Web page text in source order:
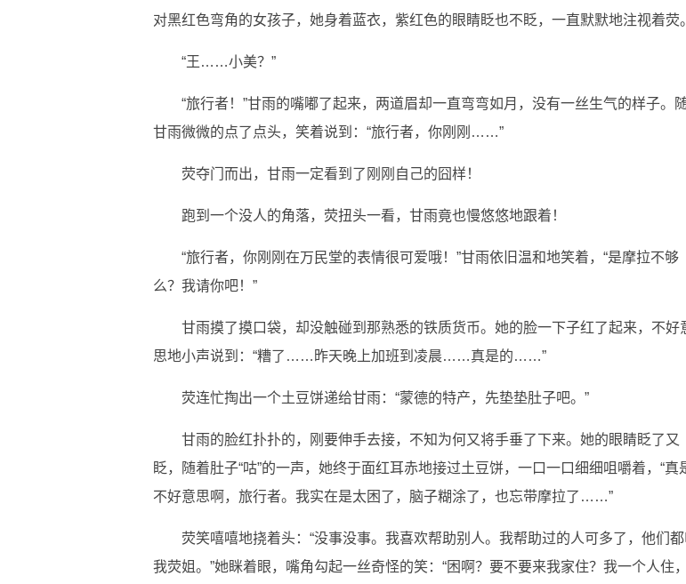
对黑红色弯角的女孩子，她身着蓝衣，紫红色的眼睛眨也不眨，一直默默地注视着荧。
“王……小美？”
“旅行者！”甘雨的嘴嘟了起来，两道眉却一直弯弯如月，没有一丝生气的样子。
甘雨微微的点了点头，笑着说到：“旅行者，你刚刚……”
荧夺门而出，甘雨一定看到了刚刚自己的囧样！
跑到一个没人的角落，荧扭头一看，甘雨竟也慢悠悠地跟着！
“旅行者，你刚刚在万民堂的表情很可爱哦！”甘雨依旧温和地笑着，“是摩拉不够
么？我请你吧！”
甘雨摸了摸口袋，却没触碰到那熟悉的铁质货币。她的脸一下子红了起来，不好
思地小声说到：“糟了……昨天晚上加班到凌晨……真是的……”
荧连忙掏出一个土豆饼递给甘雨：“蒙德的特产，先垫垫肚子吧。”
甘雨的脸红扑扑的，刚要伸手去接，不知为何又将手垂了下来。她的眼睛眨了又
眨，随着肚子“咕”的一声，她终于面红耳赤地接过土豆饼，一口一口细细咀嚼着，“真
不好意思啊，旅行者。我实在是太困了，脑子糊涂了，也忘带摩拉了……”
荧笑嘻嘻地挠着头：“没事没事。我喜欢帮助别人。我帮助过的人可多了，他们都
我荧姐。”她眯着眼，嘴角勾起一丝奇怪的笑：“困啊？要不要来我家住？我一个人住